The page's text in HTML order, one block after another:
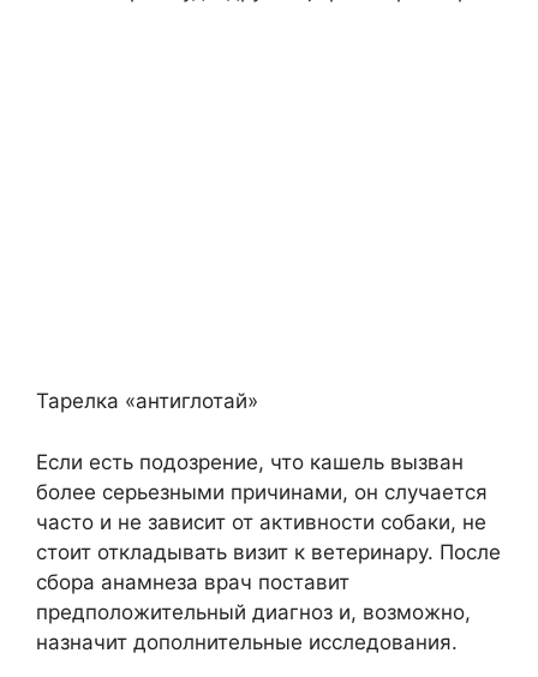
Тарелка «антиглотай»
Если есть подозрение, что кашель вызван
более серьезными причинами, он случается
часто и не зависит от активности собаки, не
стоит откладывать визит к ветеринару. После
сбора анамнеза врач поставит
предположительный диагноз и, возможно,
назначит дополнительные исследования.